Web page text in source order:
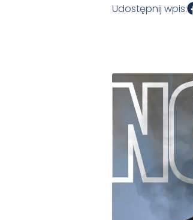
Udostępnij wpis: